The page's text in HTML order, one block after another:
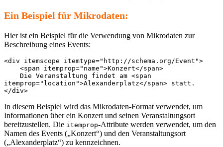
Ein Beispiel für Mikrodaten:
Hier ist ein Beispiel für die Verwendung von Mikrodaten zur
Beschreibung eines Events:
<div itemscope itemtype="http://schema.org/Event">
itemprop="location">Alexanderplatz</span> statt.
</div>
In diesem Beispiel wird das Mikrodaten-Format verwendet, um
Informationen über ein Konzert und seinen Veranstaltungsort
bereitzustellen. Die itemprop-Attribute werden verwendet, um den
Namen des Events („Konzert“) und den Veranstaltungsort
(„Alexanderplatz“) zu kennzeichnen.